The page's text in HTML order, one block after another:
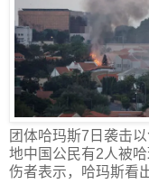
团体哈玛斯7日袭击
地中国公民有2人被
伤者表示，哈玛斯看